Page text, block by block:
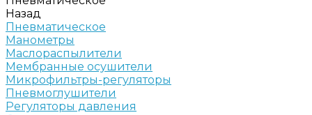
Назад
Пневматическое
Манометры
Маслораспылители
Мембранные осушители
Микрофильтры-регуляторы
Пневмоглушители
Регуляторы давления